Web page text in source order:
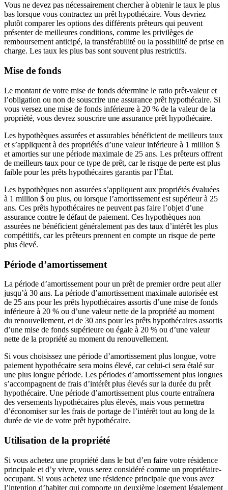
Vous ne devez pas nécessairement chercher à obtenir le taux le plus
bas lorsque vous contractez un prêt hypothécaire. Vous devriez
plutôt comparer les options des différents prêteurs qui peuvent
présenter de meilleures conditions, comme les privilèges de
remboursement anticipé, la transférabilité ou la possibilité de prise en
charge. Les taux les plus bas sont souvent plus restrictifs.
Mise de fonds
Le montant de votre mise de fonds détermine le ratio prêt-valeur et
l’obligation ou non de souscrire une assurance prêt hypothécaire. Si
vous versez une mise de fonds inférieure à 20 % de la valeur de la
propriété, vous devrez souscrire une assurance prêt hypothécaire.
Les hypothèques assurées et assurables bénéficient de meilleurs taux
et s’appliquent à des propriétés d’une valeur inférieure à 1 million $
et amorties sur une période maximale de 25 ans. Les prêteurs offrent
de meilleurs taux pour ce type de prêt, car le risque de perte est plus
faible pour les prêts hypothécaires garantis par l’État.
Les hypothèques non assurées s’appliquent aux propriétés évaluées
à 1 million $ ou plus, ou lorsque l’amortissement est supérieur à 25
ans. Ces prêts hypothécaires ne peuvent pas faire l’objet d’une
assurance contre le défaut de paiement. Ces hypothèques non
assurées ne bénéficient généralement pas des taux d’intérêt les plus
compétitifs, car les prêteurs prennent en compte un risque de perte
plus élevé.
Période d’amortissement
La période d’amortissement pour un prêt de premier ordre peut aller
jusqu’à 30 ans. La période d’amortissement maximale autorisée est
de 25 ans pour les prêts hypothécaires assortis d’une mise de fonds
inférieure à 20 % ou d’une valeur nette de la propriété au moment
du renouvellement, et de 30 ans pour les prêts hypothécaires assortis
d’une mise de fonds supérieure ou égale à 20 % ou d’une valeur
nette de la propriété au moment du renouvellement.
Si vous choisissez une période d’amortissement plus longue, votre
paiement hypothécaire sera moins élevé, car celui-ci sera étalé sur
une plus longue période. Les périodes d’amortissement plus longues
s’accompagnent de frais d’intérêt plus élevés sur la durée du prêt
hypothécaire. Une période d’amortissement plus courte entraînera
des versements hypothécaires plus élevés, mais vous permettra
d’économiser sur les frais de portage de l’intérêt tout au long de la
durée de vie de votre prêt hypothécaire.
Utilisation de la propriété
Si vous achetez une propriété dans le but d’en faire votre résidence
principale et d’y vivre, vous serez considéré comme un propriétaire-
occupant. Si vous achetez une résidence principale que vous avez
l’intention d’habiter qui comporte un deuxième logement légalement